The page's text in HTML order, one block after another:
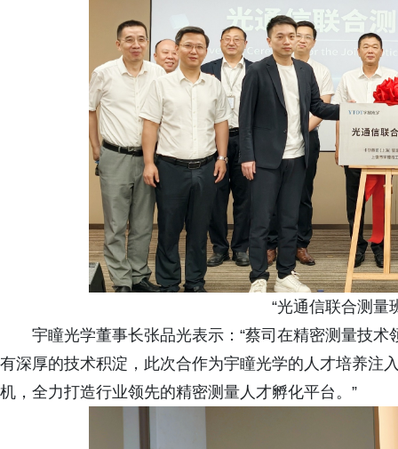
“光通信联合测量
宇瞳光学董事长张品光表示：“蔡司在精密测量技
有深厚的技术积淀，此次合作为宇瞳光学的人才培养注
机，全力打造行业领先的精密测量人才孵化平台。”